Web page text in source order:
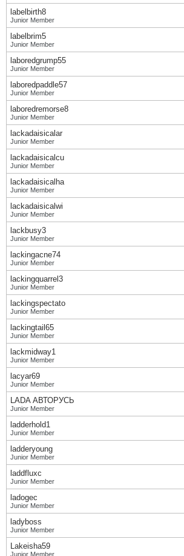
labelbirth8
Junior Member
labelbrim5
Junior Member
laboredgrump55
Junior Member
laboredpaddle57
Junior Member
laboredremorse8
Junior Member
lackadaisicalar
Junior Member
lackadaisicalcu
Junior Member
lackadaisicalha
Junior Member
lackadaisicalwi
Junior Member
lackbusy3
Junior Member
lackingacne74
Junior Member
lackingquarrel3
Junior Member
lackingspectato
Junior Member
lackingtail65
Junior Member
lackmidway1
Junior Member
lacyar69
Junior Member
LADA АВТОРУСЬ
Junior Member
ladderhold1
Junior Member
ladderyoung
Junior Member
laddfluxc
Junior Member
ladogec
Junior Member
ladyboss
Junior Member
Lakeisha59
Junior Member